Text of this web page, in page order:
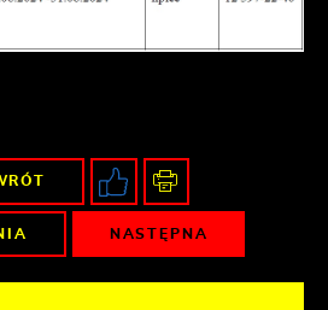
NASTĘPNA